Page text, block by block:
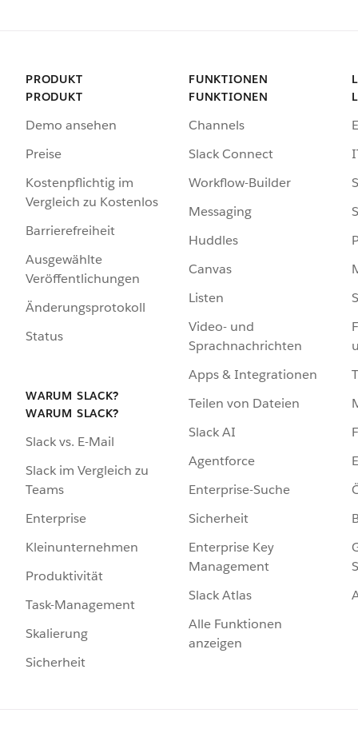
PRODUKT
PRODUKT
Demo ansehen
Preise
Kostenpflichtig im
Vergleich zu Kostenlos
Barrierefreiheit
Ausgewählte
Veröffentlichungen
Änderungsprotokoll
Status
WARUM SLACK?
WARUM SLACK?
Slack vs. E-Mail
Slack im Vergleich zu
Teams
Enterprise
Kleinunternehmen
Produktivität
Task-Management
Skalierung
Sicherheit
FUNKTIONEN
FUNKTIONEN
Channels
Slack Connect
Workflow-Builder
Messaging
Huddles
Canvas
Listen
Video- und
Sprachnachrichten
Apps & Integrationen
Teilen von Dateien
Slack AI
Agentforce
Enterprise-Suche
Sicherheit
Enterprise Key
Management
Slack Atlas
Alle Funktionen
anzeigen